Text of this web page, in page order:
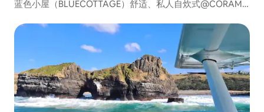
蓝色小屋（BLUECOTTAGE）舒适、私人自炊式@CORAM